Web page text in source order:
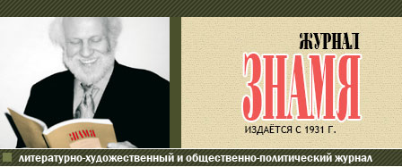
литературно-художественный и общественно-политический журнал